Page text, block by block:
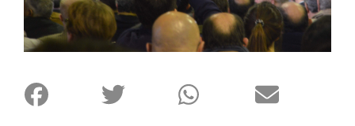
Espectáculos
Policiales
Fotos